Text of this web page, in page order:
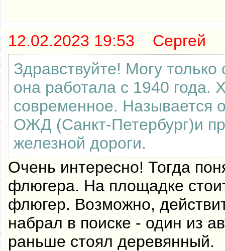
12.02.2023 19:53 Сергей
Здравствуйте! Могу
она работала с 1940 года.
современное. Называется
ОЖД (Санкт-Петербург)и
железной дороги.
Очень интересно! Тогда
флюгера. На площадке
флюгер. Возможно,
набрал в поиске - один из
раньше стоял деревянный.